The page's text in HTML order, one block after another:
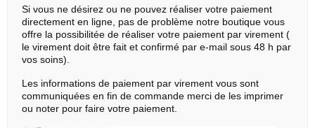
Si vous ne désirez ou ne pouvez réaliser votre paiement
directement en ligne, pas de problème notre boutique vous
offre la possibilitée de réaliser votre paiement par virement (
le virement doit être fait et confirmé par e-mail sous 48 h par
vos soins).
Les informations de paiement par virement vous sont
communiquées en fin de commande merci de les imprimer
ou noter pour faire votre paiement.